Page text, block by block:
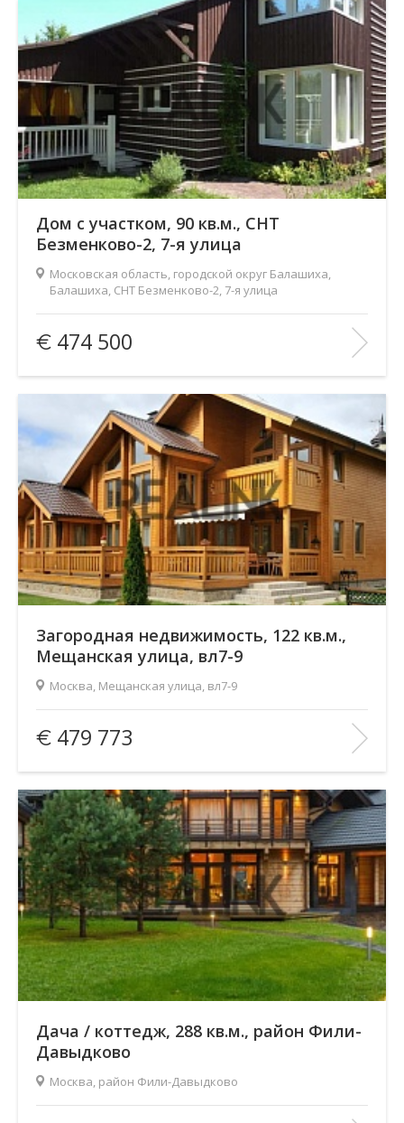
Дом с участком, 90 кв.м., СНТ
Безменково-2, 7-я улица
Московская область, городской округ Балашиха,
Балашиха, СНТ Безменково-2, 7-я улица
Площадь(общ. /жил. /кухня), м2:
90/—/—
Количество комнат:
1
Этаж:
2/—
474 500
Загородная недвижимость, 122 кв.м.,
Мещанская улица, вл7-9
Москва, Мещанская улица, вл7-9
Площадь(общ. /жил. /кухня), м2:
122/—/—
Количество комнат:
Студия
Этаж:
1/1
В ИЗБРАННОЕ
479 773
Дача / коттедж, 288 кв.м., район Фили-
Давыдково
Москва, район Фили-Давыдково
Площадь(общ. /жил. /кухня), м2:
288/—/—